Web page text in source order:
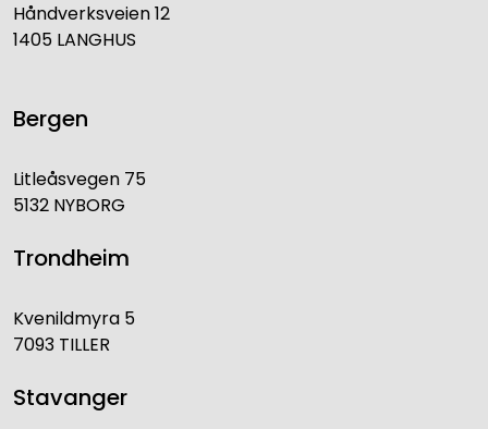
Håndverksveien 12
1405 LANGHUS
Bergen
Litleåsvegen 75
5132 NYBORG
Trondheim
Kvenildmyra 5
7093 TILLER
Stavanger